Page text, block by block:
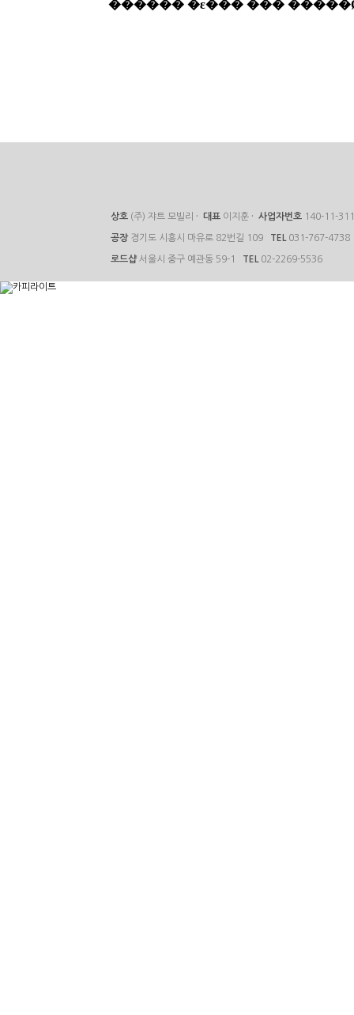
상호 (주) 쟈트 모빌리 · 대표 이지훈 · 사업자번호 140-11-
공장 경기도 시흥시 마유로 82번길 109 TEL 031-767-4738
로드샵 서울시 중구 예관동 59-1 TEL 02-2269-5536